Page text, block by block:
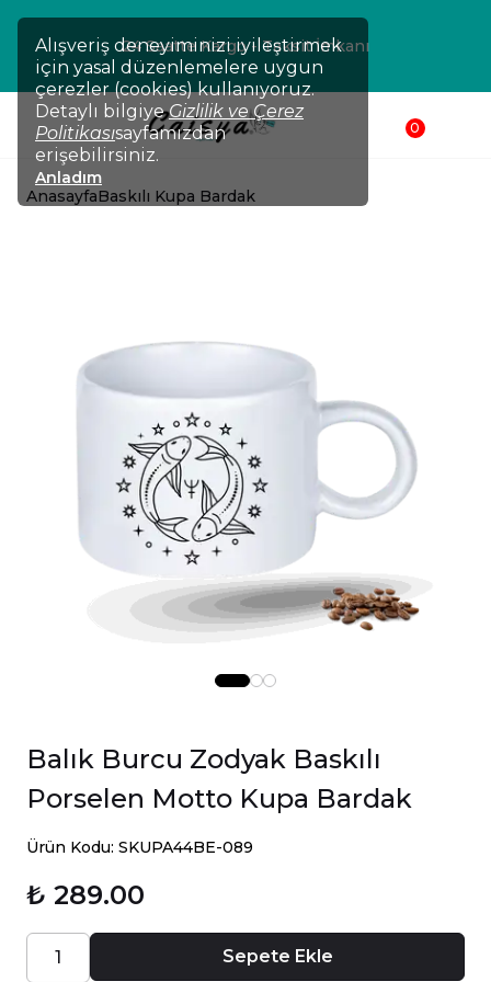
Alışveriş deneyiminizi iyileştirmek
için yasal düzenlemelere uygun
çerezler (cookies) kullanıyoruz.
Detaylı bilgiye Gizlilik ve Çerez
Politikasısayfamızdan
erişebilirsiniz.
Anladım
24 Saatte Kargo - Taksit İmkanı
0
AnasayfaBaskılı Kupa Bardak
Balık Burcu Zodyak Baskılı
Porselen Motto Kupa Bardak
Ürün Kodu: SKUPA44BE-089
₺ 289.00
Sepete Ekle